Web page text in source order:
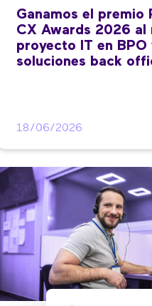
Ganamos el premio
CX Awards 2026 al
proyecto IT en BPO
soluciones back
18/06/2026